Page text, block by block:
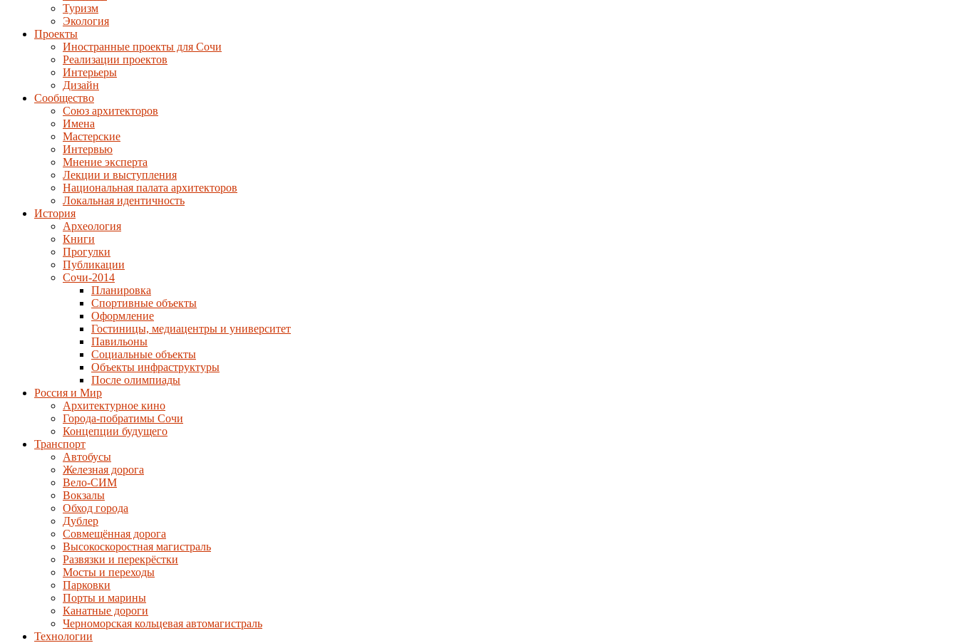
Туризм
Экология
Проекты
Иностранные проекты для Сочи
Реализации проектов
Интерьеры
Дизайн
Сообщество
Союз архитекторов
Имена
Мастерские
Интервью
Мнение эксперта
Лекции и выступления
Национальная палата архитекторов
Локальная идентичность
История
Археология
Книги
Прогулки
Публикации
Сочи-2014
Планировка
Спортивные объекты
Оформление
Гостиницы, медиацентры и университет
Павильоны
Социальные объекты
Объекты инфраструктуры
После олимпиады
Россия и Мир
Архитектурное кино
Города-побратимы Сочи
Концепции будущего
Транспорт
Автобусы
Железная дорога
Вело-СИМ
Вокзалы
Обход города
Дублер
Совмещённая дорога
Высокоскоростная магистраль
Развязки и перекрёстки
Мосты и переходы
Парковки
Порты и марины
Канатные дороги
Черноморская кольцевая автомагистраль
Технологии